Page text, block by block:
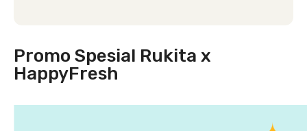
Promo Spesial Rukita x
HappyFresh